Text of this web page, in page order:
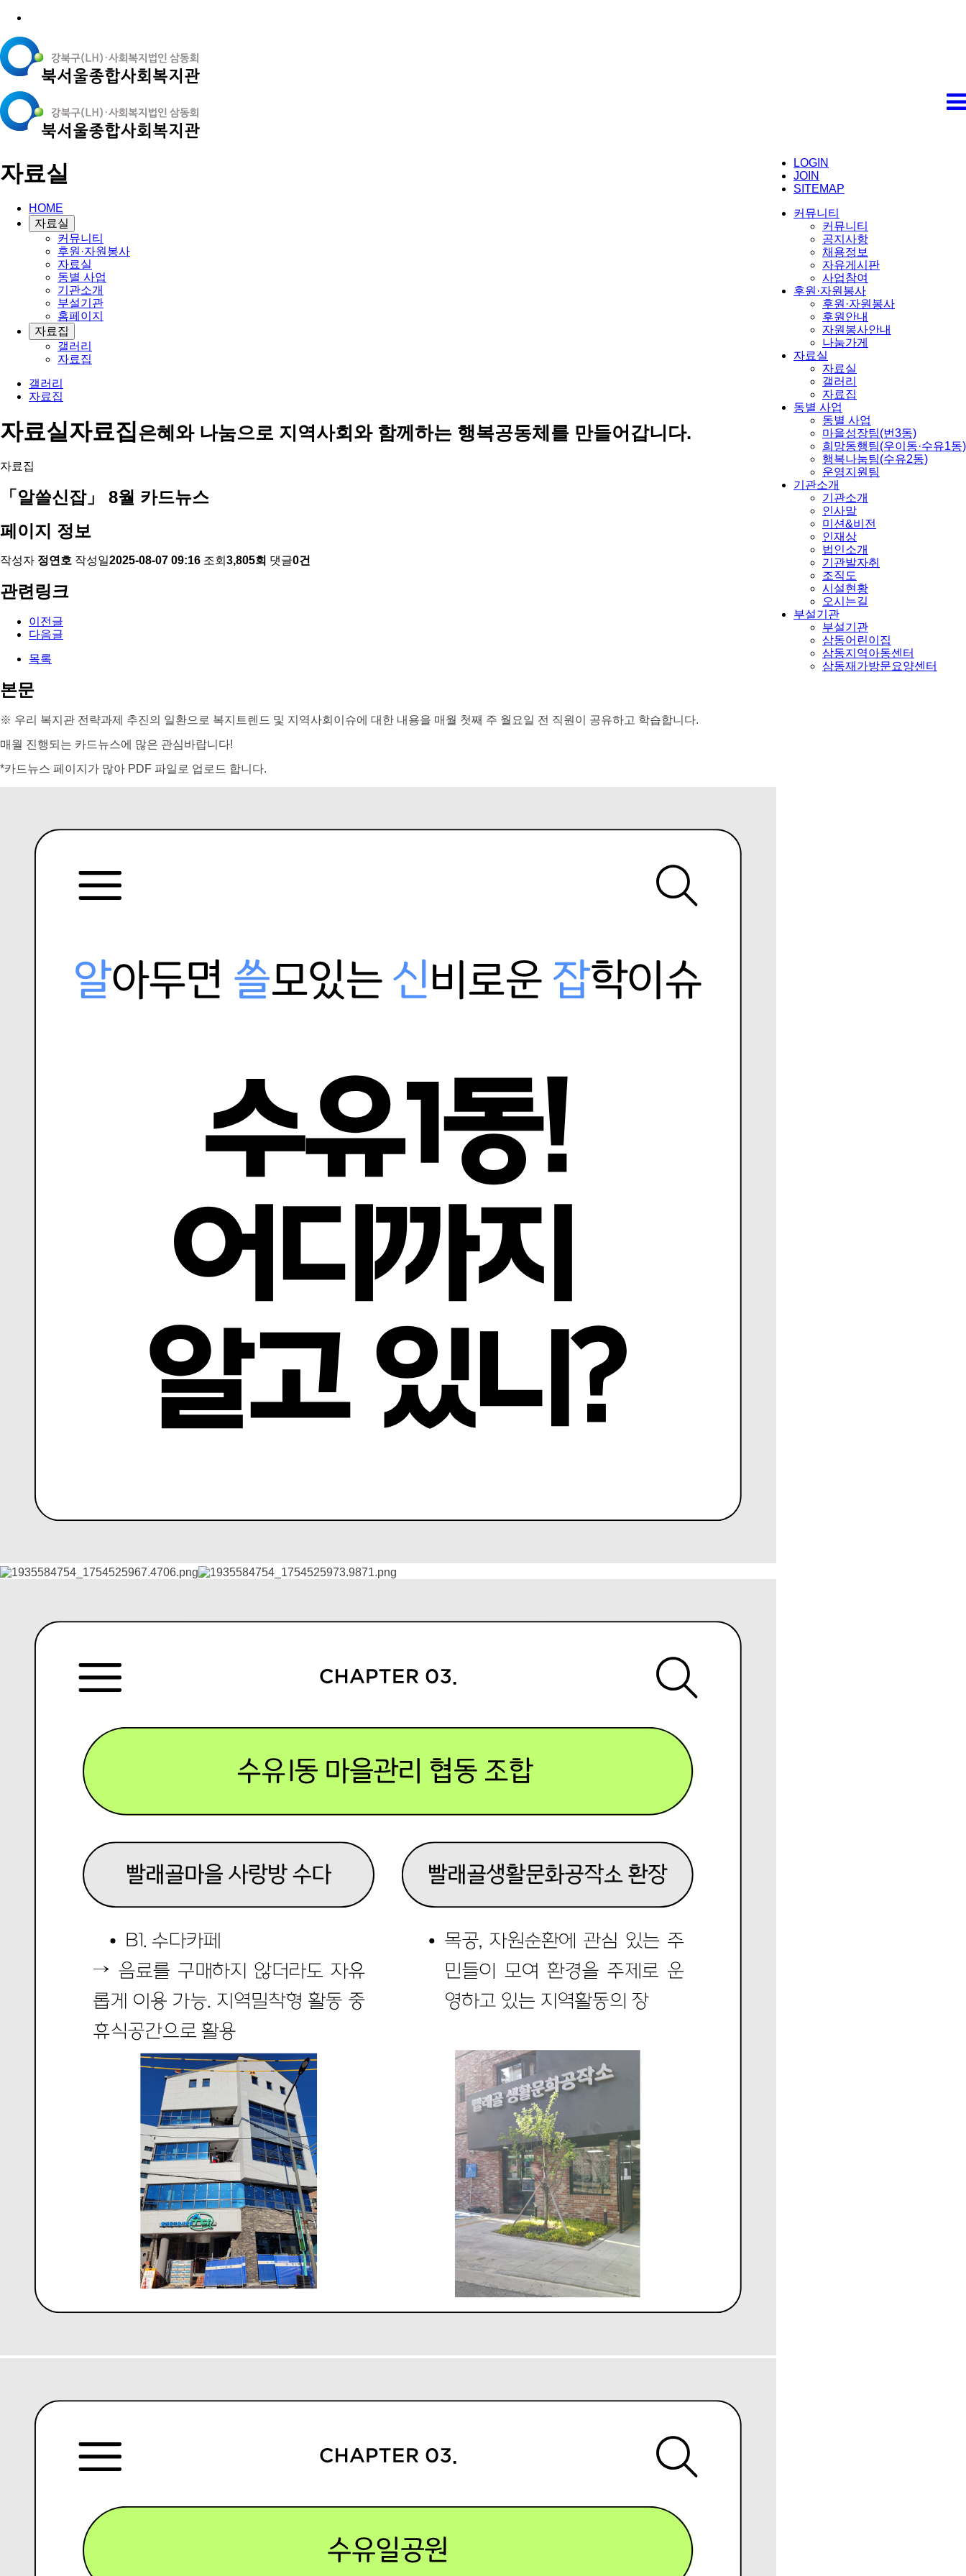
LOGIN
JOIN
SITEMAP
커뮤니티
커뮤니티
공지사항
채용정보
자유게시판
사업참여
후원·자원봉사
후원·자원봉사
후원안내
자원봉사안내
나눔가게
자료실
자료실
갤러리
자료집
동별 사업
동별 사업
마을성장팀(번3동)
희망동행팀(우이동·수유1동)
행복나눔팀(수유2동)
운영지원팀
기관소개
기관소개
인사말
미션&비전
인재상
법인소개
기관발자취
조직도
시설현황
오시는길
부설기관
부설기관
삼동어린이집
삼동지역아동센터
삼동재가방문요양센터
자료실
HOME
자료실
커뮤니티
후원·자원봉사
자료실
동별 사업
기관소개
부설기관
홈페이지
자료집
갤러리
자료집
갤러리
자료집
자료실자료집은혜와 나눔으로 지역사회와 함께하는 행복공동체를 만들어갑니다.
자료집
「알쓸신잡」 8월 카드뉴스
페이지 정보
작성자 정연호 작성일2025-08-07 09:16 조회 3,805회 댓글0건
관련링크
이전글
다음글
목록
본문
※ 우리 복지관 전략과제 추진의 일환으로 복지트렌드 및 지역사회이슈에 대한 내용을 매월 첫째 주 월요일 전 직원이 공유하고 학습합니다.
매월 진행되는 카드뉴스에 많은 관심바랍니다!
*카드뉴스 페이지가 많아 PDF 파일로 업로드 합니다.